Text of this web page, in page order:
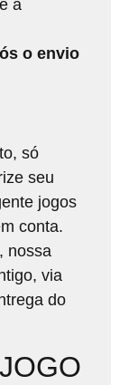
a
o envio
só
seu
jogos
conta.
nossa
via
do